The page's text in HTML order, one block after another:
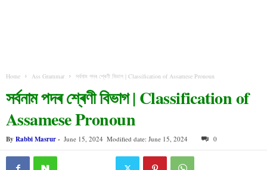
Home Ass Grammar সৰ্বনাম পদৰ শ্ৰেণী বিভাগ | Classification of Assamese Pronoun
সৰ্বনাম পদৰ শ্ৰেণী বিভাগ | Classification of
Assamese Pronoun
By Rabbi Masrur- June 15, 2024 Modified date: June 15, 2024 0